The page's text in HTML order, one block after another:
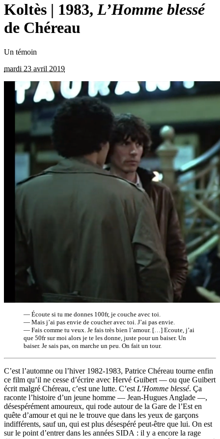
Koltès | 1983,L’Homme blessé
de Chéreau
Un témoin
mardi 23 avril 2019
— Écoute si tu me donnes 100fr, je couche avec toi.
— Mais j’ai pas envie de coucher avec toi. J’ai pas envie.
— Fais comme tu veux. Je fais très bien l’amour. […] Ecoute, j’ai
que 50fr sur moi alors je te les donne, juste pour un baiser. Un
baiser. Je sais pas, on marche un peu. On fait un tour.
C’est l’automne ou l’hiver 1982-1983, Patrice Chéreau tourne enfin
ce film qu’il ne cesse d’écrire avec Hervé Guibert — ou que Guibert
écrit malgré Chéreau, c’est une lutte. C’est L’Homme blessé. Ça
raconte l’histoire d’un jeune homme — Jean-Hugues Anglade —,
désespérément amoureux, qui rode autour de la Gare de l’Est en
quête d’amour et qui ne le trouve que dans les yeux de garçons
indifférents, sauf un, qui est plus désespéré peut-être que lui. On est
sur le point d’entrer dans les années SIDA : il y a encore la rage